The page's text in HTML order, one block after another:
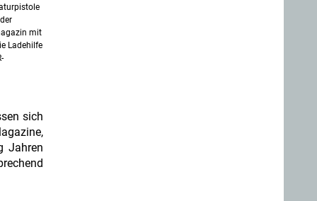
mit
Ladehilfe
sich
Jahren